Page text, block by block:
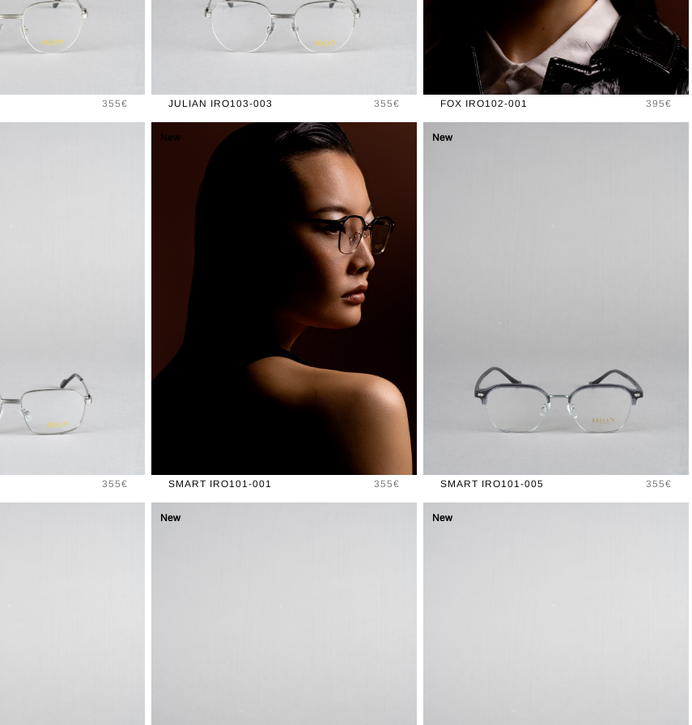
Prix
355€ JULIAN IRO103-003 Prix
355€ FOX IRO102-001 Prix
395€
Prix
355€
New
SMART IRO101-001 Prix
355€
New
SMART IRO101-005 Prix
355€
New New